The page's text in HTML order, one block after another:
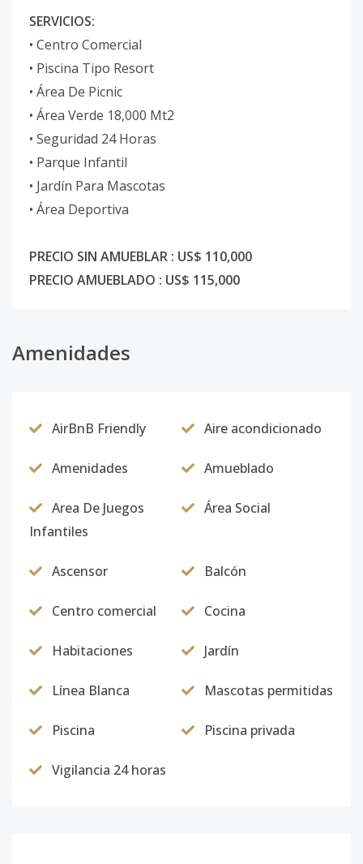
SERVICIOS:
•⁠ ⁠Centro Comercial
•⁠ ⁠Piscina Tipo Resort
•⁠ ⁠Área De Picnic
•⁠ ⁠Área Verde 18,000 Mt2
•⁠ ⁠Seguridad 24 Horas
•⁠ ⁠Parque Infantil
•⁠ ⁠Jardín Para Mascotas
•⁠ ⁠Área Deportiva
PRECIO SIN AMUEBLAR : US$ 110,000
PRECIO AMUEBLADO : US$ 115,000
Amenidades
AirBnB Friendly Aire acondicionado
Amenidades Amueblado
Area De Juegos
Infantiles
Área Social
Ascensor Balcón
Centro comercial Cocina
Habitaciones Jardín
Línea Blanca Mascotas permitidas
Piscina Piscina privada
Vigilancia 24 horas